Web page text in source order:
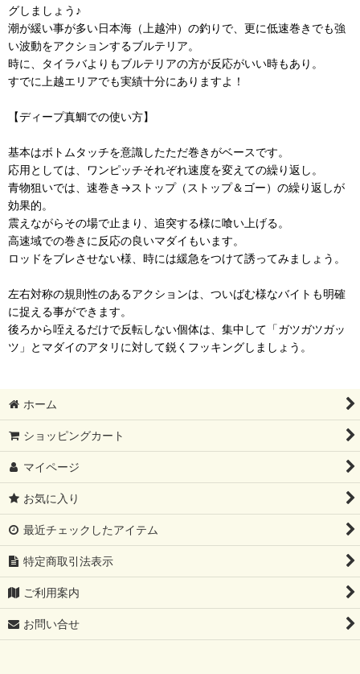
グしましょう♪
潮が緩い事が多い日本海（上越沖）の釣りで、更に低速巻きでも強
い波動をアクションするブルテリア。
時に、タイラバよりもブルテリアの方が反応がいい時もあり。
すでに上越エリアでも実績十分にありますよ！
【ディープ真鯛での使い方】
基本はボトムタッチを意識したただ巻きがベースです。
応用としては、ワンピッチそれぞれ速度を変えての繰り返し。
青物狙いでは、速巻き→ストップ（ストップ＆ゴー）の繰り返しが
効果的。
震えながらその場で止まり、追突する様に喰い上げる。
高速域での巻きに反応の良いマダイもいます。
ロッドをブレさせない様、時には緩急をつけて誘ってみましょう。
左右対称の規則性のあるアクションは、ついばむ様なバイトも明確
に捉える事ができます。
後ろから咥えるだけで反転しない個体は、集中して「ガツガツガッ
ツ」とマダイのアタリに対して鋭くフッキングしましょう。
ホーム
ショッピングカート
マイページ
お気に入り
最近チェックしたアイテム
特定商取引法表示
ご利用案内
お問い合せ